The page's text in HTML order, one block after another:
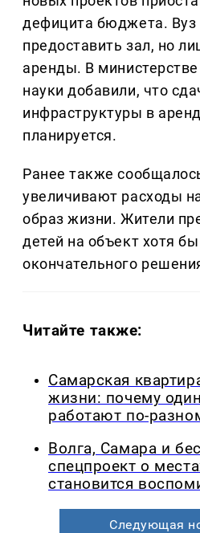
дефицита бюджета. Вуз
предоставить зал, но
аренды. В
науки добавили, что
инфраструктуры в
планируется.
Ранее также
увеличивают расходы
образ жизни. Жители
детей на объект хотя
окончательного
Читайте также:
Самарская
жизни: почему
работают по-
Волга, Самара и
спецпроект о
становится
Следующая